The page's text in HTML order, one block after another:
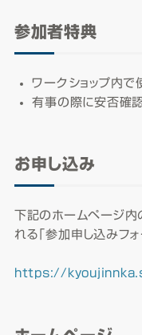
参加者特典
ワークショップ内で
有事の際に安否確
お申し込み
下記のホームページ内
れる「参加申し込みフ
https://